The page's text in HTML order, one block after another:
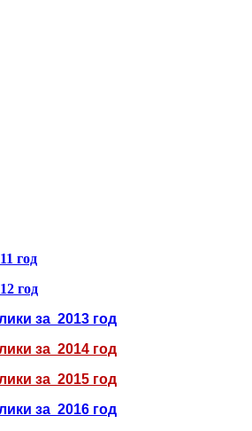
год
год
за 2013 год
за 2014 год
за 2015 год
за 2016 год